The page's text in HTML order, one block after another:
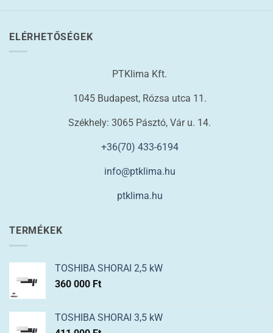
ELÉRHETŐSÉGEK
PTKlima Kft.
1045 Budapest, Rózsa utca 11.
Székhely: 3065 Pásztó, Vár u. 14.
+36(70) 433-6194
info@ptklima.hu
ptklima.hu
TERMÉKEK
TOSHIBA SHORAI 2,5 kW
360 000 Ft
TOSHIBA SHORAI 3,5 kW